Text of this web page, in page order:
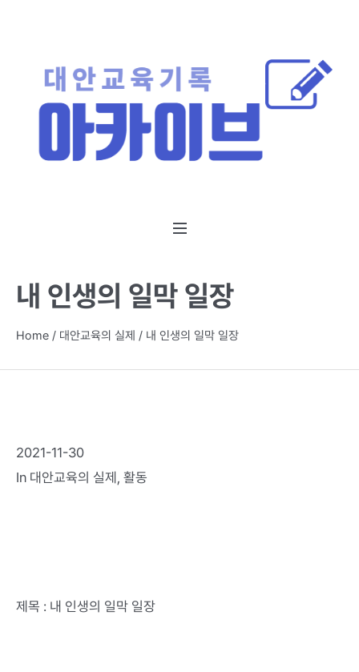
내 인생의 일막 일장
Home / 대안교육의 실제 / 내 인생의 일막 일장
2021-11-30
In 대안교육의 실제 , 활동
제목 : 내 인생의 일막 일장